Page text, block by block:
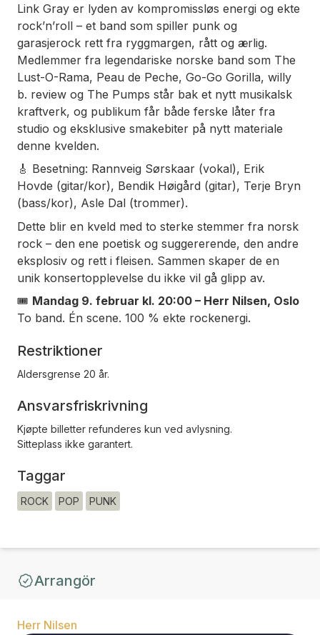
Link Gray er lyden av kompromissløs energi og ekte
rock’n’roll – et band som spiller punk og
garasjerock rett fra ryggmargen, rått og ærlig.
Medlemmer fra legendariske norske band som The
Lust-O-Rama, Peau de Peche, Go-Go Gorilla, willy
b. review og The Pumps står bak et nytt musikalsk
kraftverk, og publikum får både ferske låter fra
studio og eksklusive smakebiter på nytt materiale
denne kvelden.
🎸 Besetning: Rannveig Sørskaar (vokal), Erik
Hovde (gitar/kor), Bendik Høigård (gitar), Terje Bryn
(bass/kor), Asle Dal (trommer).
Dette blir en kveld med to sterke stemmer fra norsk
rock – den ene poetisk og suggererende, den andre
eksplosiv og rett i fleisen. Sammen skaper de en
unik konsertopplevelse du ikke vil gå glipp av.
🎟️ Mandag 9. februar kl. 20:00 – Herr Nilsen, Oslo
To band. Én scene. 100 % ekte rockenergi.
Restriktioner
Aldersgrense 20 år.
Ansvarsfriskrivning
Kjøpte billetter refunderes kun ved avlysning.
Sitteplass ikke garantert.
Taggar
ROCK POP PUNK
Arrangör
Herr Nilsen